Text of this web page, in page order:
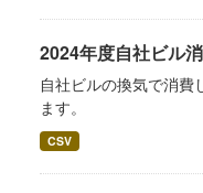
2024年度自社ビル
自社ビルの換気で消費
ます。
CSV